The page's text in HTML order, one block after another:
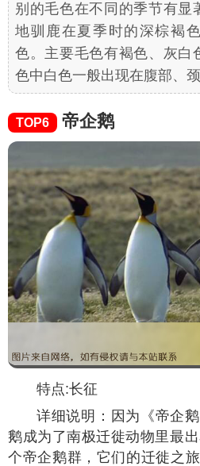
别的毛色在不同的季节有显
地驯鹿在夏季时的深棕褐
色。主要毛色有褐色、灰白
色中白色一般出现在腹部、
TOP6 帝企鹅
特点:长征
详细说明：因为《帝企
鹅成为了南极迁徙动物里最
个帝企鹅群，它们的迁徙之